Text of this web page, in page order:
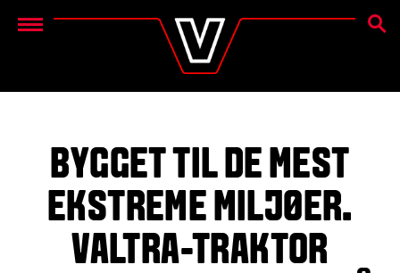
Menu
SØG
BYGGET TIL DE MEST
EKSTREME MILJØER.
VALTRA-TRAKTOR